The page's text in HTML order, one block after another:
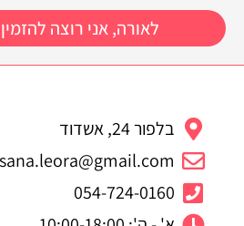
לאורה, אני רוצה
בלפור 24, אשדוד
054-724-0160